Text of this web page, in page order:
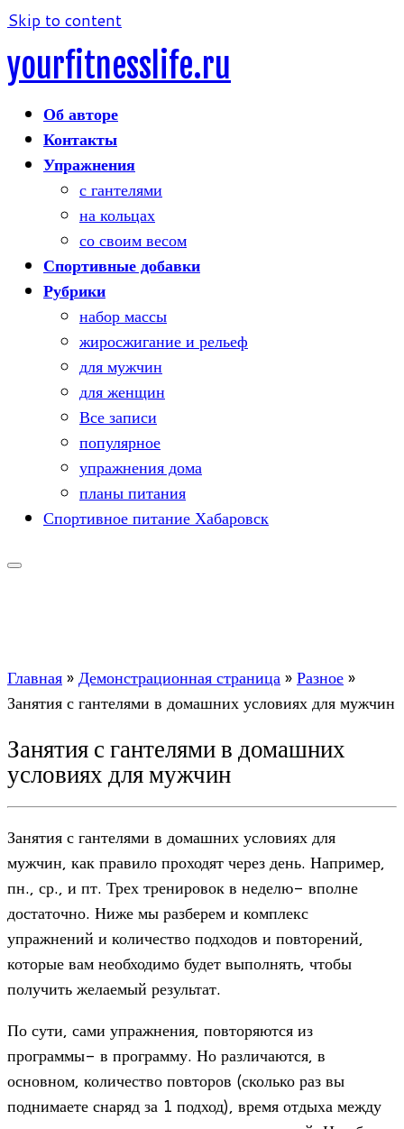
Skip to content
yourfitnesslife.ru
Об авторе
Контакты
Упражнения
с гантелями
на кольцах
со своим весом
Спортивные добавки
Рубрики
набор массы
жиросжигание и рельеф
для мужчин
для женщин
Все записи
популярное
упражнения дома
планы питания
Спортивное питание Хабаровск
Главная»Демонстрационная страница»Разное»
Занятия с гантелями в домашних условиях для мужчин
Занятия с гантелями в домашних
условиях для мужчин
Занятия с гантелями в домашних условиях для
мужчин, как правило проходят через день. Например,
пн., ср., и пт. Трех тренировок в неделю- вполне
достаточно. Ниже мы разберем и комплекс
упражнений и количество подходов и повторений,
которые вам необходимо будет выполнять, чтобы
получить желаемый результат.
По сути, сами упражнения, повторяются из
программы- в программу. Но различаются, в
основном, количество повторов (сколько раз вы
поднимаете снаряд за 1 подход), время отдыха между